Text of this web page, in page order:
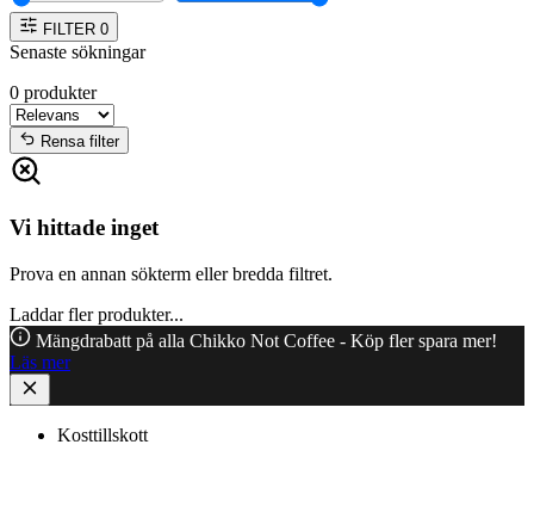
FILTER 0
Senaste sökningar
0 produkter
Rensa filter
Vi hittade inget
Prova en annan sökterm eller bredda filtret.
Laddar fler produkter...
Mängdrabatt på alla Chikko Not Coffee - Köp fler spara mer!
Läs mer
Kosttillskott